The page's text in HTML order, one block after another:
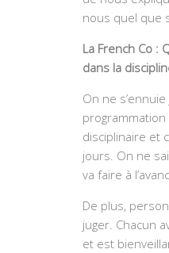
nous quel que
La French Co :
dans la
On ne s’ennuie
disciplinaire et
jours. On ne
va faire à
De plus,
juger. Chacun
et est